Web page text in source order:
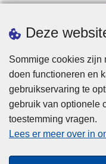
Deze
Sommige cookies zijn
doen functioneren en
gebruikservaring te
gebruik van optionele
toestemming vragen.
Lees er meer over in